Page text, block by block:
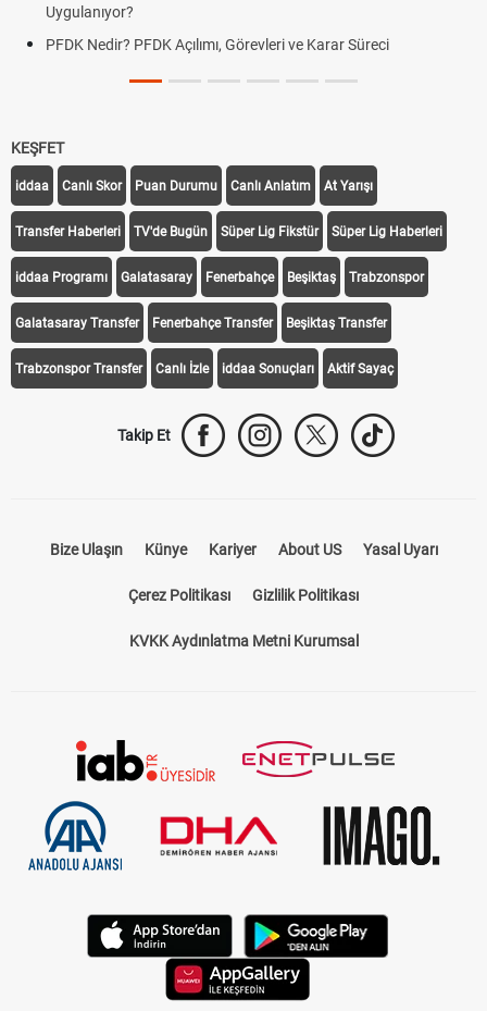
Uygulanıyor?
PFDK Nedir? PFDK Açılımı, Görevleri ve Karar Süreci
KEŞFET
iddaa Canlı Skor Puan Durumu Canlı Anlatım At Yarışı
Transfer Haberleri TV'de Bugün Süper Lig Fikstür Süper Lig Haberleri
iddaa Programı Galatasaray Fenerbahçe Beşiktaş Trabzonspor
Galatasaray Transfer Fenerbahçe Transfer Beşiktaş Transfer
Trabzonspor Transfer Canlı İzle iddaa Sonuçları Aktif Sayaç
Takip Et
Bize Ulaşın Künye Kariyer About US Yasal Uyarı
Çerez Politikası Gizlilik Politikası
KVKK Aydınlatma Metni Kurumsal